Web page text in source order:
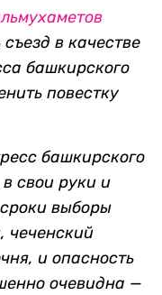
в качестве
башкирского
повестку
башкирского
свои руки и
выборы
чеченский
и опасность
очевидна —